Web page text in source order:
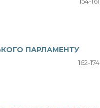
ПАРЛАМЕНТУ
162-174